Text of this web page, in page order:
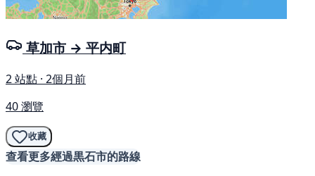
草加市 → 平内町
2 站點 · 2個月前
40 瀏覽
收藏
查看更多經過黒石市的路線